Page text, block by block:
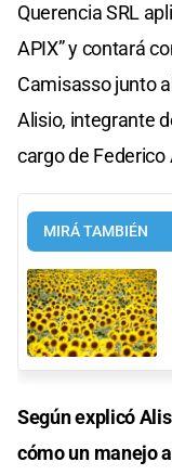
Querencia SRL
APIX” y contará
Camisasso junto
Alisio, integrante
cargo de Federico
MIRÁ TAMBIÉN
Según explicó
cómo un manejo